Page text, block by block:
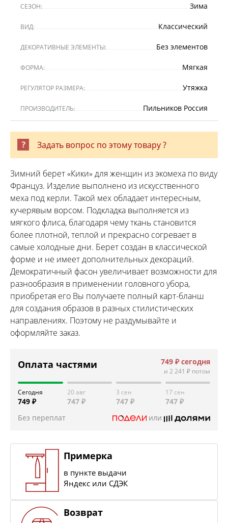
СЕЗОН: Зима
ВИД: Классический
ДЕКОРАТИВНЫЕ ЭЛЕМЕНТЫ: Без элементов
ФОРМА: Мягкая
РЕГУЛЯТОР РАЗМЕРА: Утяжка
ПРОИЗВОДИТЕЛЬ: Пильников Россия
Задать вопрос по этому товару ?
Зимний берет «Кики» для женщин из экомеха по виду
Француз. Изделие выполнено из искусственного
меха под керли. Такой мех обладает интересным,
кучерявым ворсом. Подкладка выполняется из
мягкого флиса, благодаря чему ткань становится
более плотной, теплой и прекрасно согревает в
самые холодные дни. Берет создан в классической
форме и не имеет дополнительных декораций.
Демократичный фасон увеличивает возможности для
разнообразия в применении головного убора,
приобретая его Вы получаете полный карт-бланш
для создания образов в разных стилистических
направлениях. Поэтому не раздумывайте и
оформляйте заказ.
Оплата частями 749 ₽ сегодня
и 2 241 ₽ потом
Сегодня
749 ₽
20 авг
747 ₽
3 сен
747 ₽
17 сен
747 ₽
Без переплат
или
Примерка
в пункте выдачи
Яндекс или СДЭК
Возврат